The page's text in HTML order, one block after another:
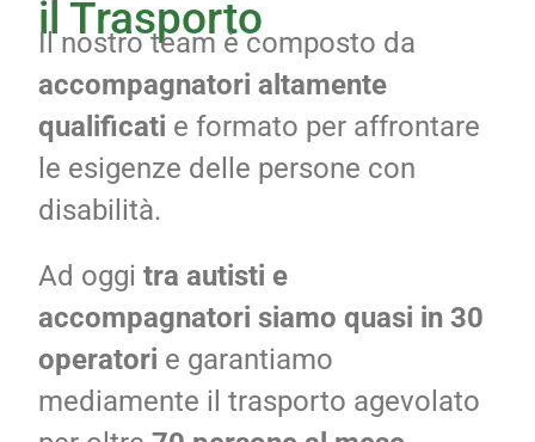
il Trasporto
Il nostro team è composto da
accompagnatori altamente
qualificati e formato per affrontare
le esigenze delle persone con
disabilità.
Ad oggi tra autisti e
accompagnatori siamo quasi in 30
operatori e garantiamo
mediamente il trasporto agevolato